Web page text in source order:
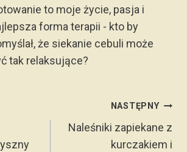
to moje życie, pasja i
forma terapii - kto by
że siekanie cebuli może
tak relaksujące?
NASTĘPNY
Naleśniki zapiekane z
kurczakiem i